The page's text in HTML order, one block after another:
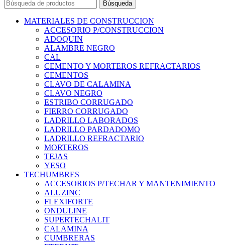
Búsqueda
MATERIALES DE CONSTRUCCION
ACCESORIO P/CONSTRUCCION
ADOQUIN
ALAMBRE NEGRO
CAL
CEMENTO Y MORTEROS REFRACTARIOS
CEMENTOS
CLAVO DE CALAMINA
CLAVO NEGRO
ESTRIBO CORRUGADO
FIERRO CORRUGADO
LADRILLO LABORADOS
LADRILLO PARDADOMO
LADRILLO REFRACTARIO
MORTEROS
TEJAS
YESO
TECHUMBRES
ACCESORIOS P/TECHAR Y MANTENIMIENTO
ALUZINC
FLEXIFORTE
ONDULINE
SUPERTECHALIT
CALAMINA
CUMBRERAS